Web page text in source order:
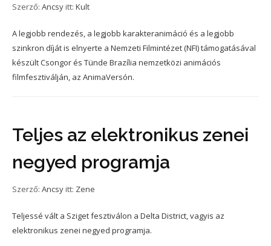
Szerző: Ancsy itt: Kult
A legjobb rendezés, a legjobb karakteranimáció és a legjobb
szinkron díját is elnyerte a Nemzeti Filmintézet (NFI) támogatásával
készült Csongor és Tünde Brazília nemzetközi animációs
filmfesztiválján, az AnimaVersón.
Teljes az elektronikus zenei
negyed programja
Szerző: Ancsy itt: Zene
Teljessé vált a Sziget fesztiválon a Delta District, vagyis az
elektronikus zenei negyed programja.